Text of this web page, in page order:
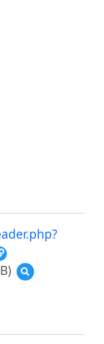
預
覽
圖)600000855.jpg